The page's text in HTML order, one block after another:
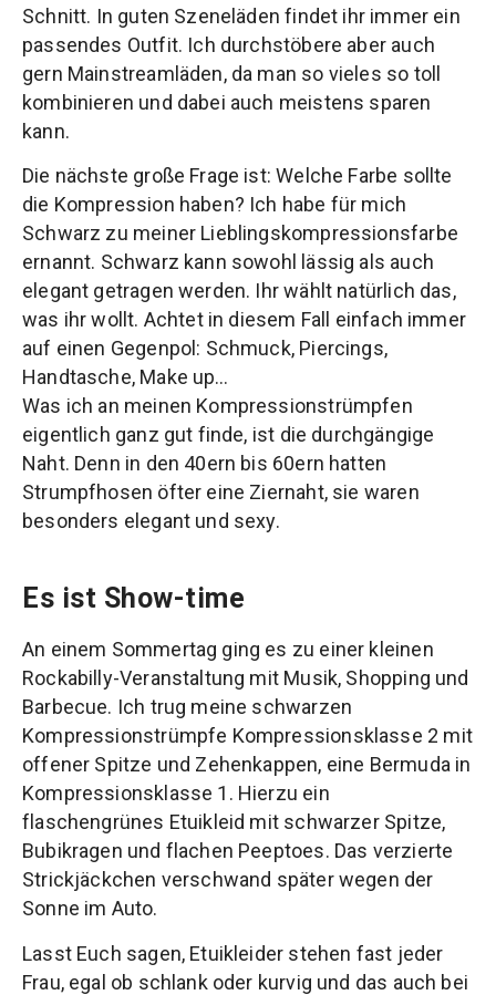
Schnitt. In guten Szeneläden findet ihr immer ein
passendes Outfit. Ich durchstöbere aber auch
gern Mainstreamläden, da man so vieles so toll
kombinieren und dabei auch meistens sparen
kann.
Die nächste große Frage ist: Welche Farbe sollte
die Kompression haben? Ich habe für mich
Schwarz zu meiner Lieblingskompressionsfarbe
ernannt. Schwarz kann sowohl lässig als auch
elegant getragen werden. Ihr wählt natürlich das,
was ihr wollt. Achtet in diesem Fall einfach immer
auf einen Gegenpol: Schmuck, Piercings,
Handtasche, Make up…
Was ich an meinen Kompressionstrümpfen
eigentlich ganz gut finde, ist die durchgängige
Naht. Denn in den 40ern bis 60ern hatten
Strumpfhosen öfter eine Ziernaht, sie waren
besonders elegant und sexy.
Es ist Show-time
An einem Sommertag ging es zu einer kleinen
Rockabilly-Veranstaltung mit Musik, Shopping und
Barbecue. Ich trug meine schwarzen
Kompressionstrümpfe Kompressionsklasse 2 mit
offener Spitze und Zehenkappen, eine Bermuda in
Kompressionsklasse 1. Hierzu ein
flaschengrünes Etuikleid mit schwarzer Spitze,
Bubikragen und flachen Peeptoes. Das verzierte
Strickjäckchen verschwand später wegen der
Sonne im Auto.
Lasst Euch sagen, Etuikleider stehen fast jeder
Frau, egal ob schlank oder kurvig und das auch bei